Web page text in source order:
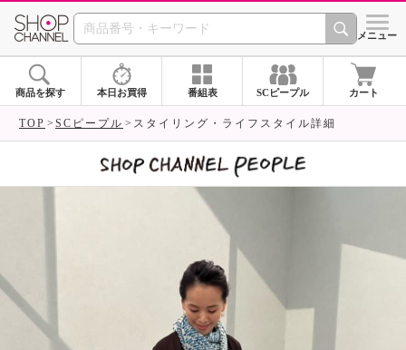
SHOP CHANNEL シメニュー
商品を探す 本日お買得 番組表 SCピープル カート
TOP SCピープル スタイリング・ライフスタイル詳細